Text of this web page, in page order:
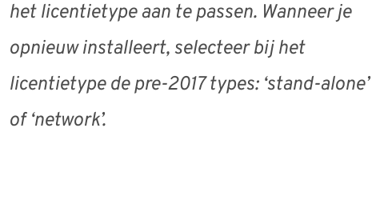
het licentietype aan te passen. Wanneer je
opnieuw installeert, selecteer bij het
licentietype de pre-2017 types: ‘stand-alone’
of ‘network’.